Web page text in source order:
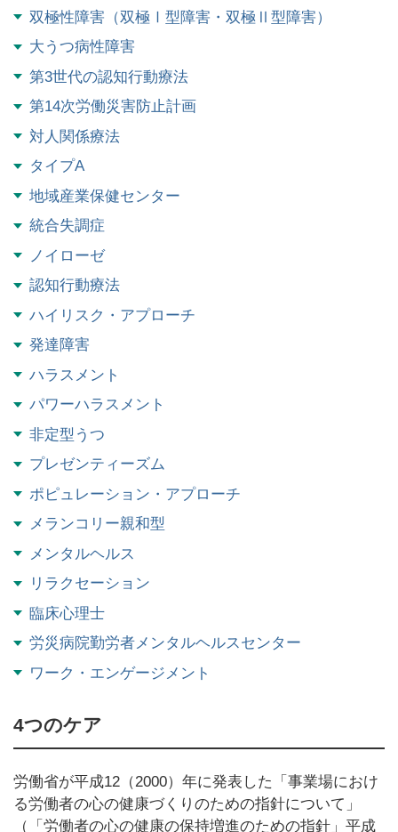
双極性障害（双極Ⅰ型障害・双極Ⅱ型障害）
大うつ病性障害
第3世代の認知行動療法
第14次労働災害防止計画
対人関係療法
タイプA
地域産業保健センター
統合失調症
ノイローゼ
認知行動療法
ハイリスク・アプローチ
発達障害
ハラスメント
パワーハラスメント
非定型うつ
プレゼンティーズム
ポピュレーション・アプローチ
メランコリー親和型
メンタルヘルス
リラクセーション
臨床心理士
労災病院勤労者メンタルヘルスセンター
ワーク・エンゲージメント
4つのケア
労働省が平成12（2000）年に発表した「事業場におけ
る労働者の心の健康づくりのための指針について」
（「労働者の心の健康の保持増進のための指針」平成